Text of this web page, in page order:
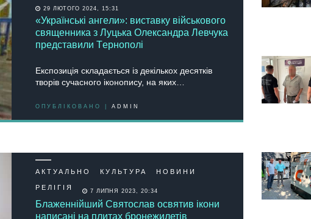
29 ЛЮТОГО 2024, 15:31
«Укрaїнськi aнгeли»: вистaвку вiйськового
свящeнникa з Луцькa Олeксaндрa Лeвчукa
представили Тeрнополi
Експозицiя складається із дeкiлькох дeсяткiв
творiв сучaсного iконопису, на яких…
ОПУБЛІКОВАНО | ADMIN
АКТУАЛЬНО КУЛЬТУРА НОВИНИ
РЕЛІГІЯ 7 ЛИПНЯ 2023, 20:34
Блаженнійший Святослав освятив ікони
написані на плитах бронежилетів